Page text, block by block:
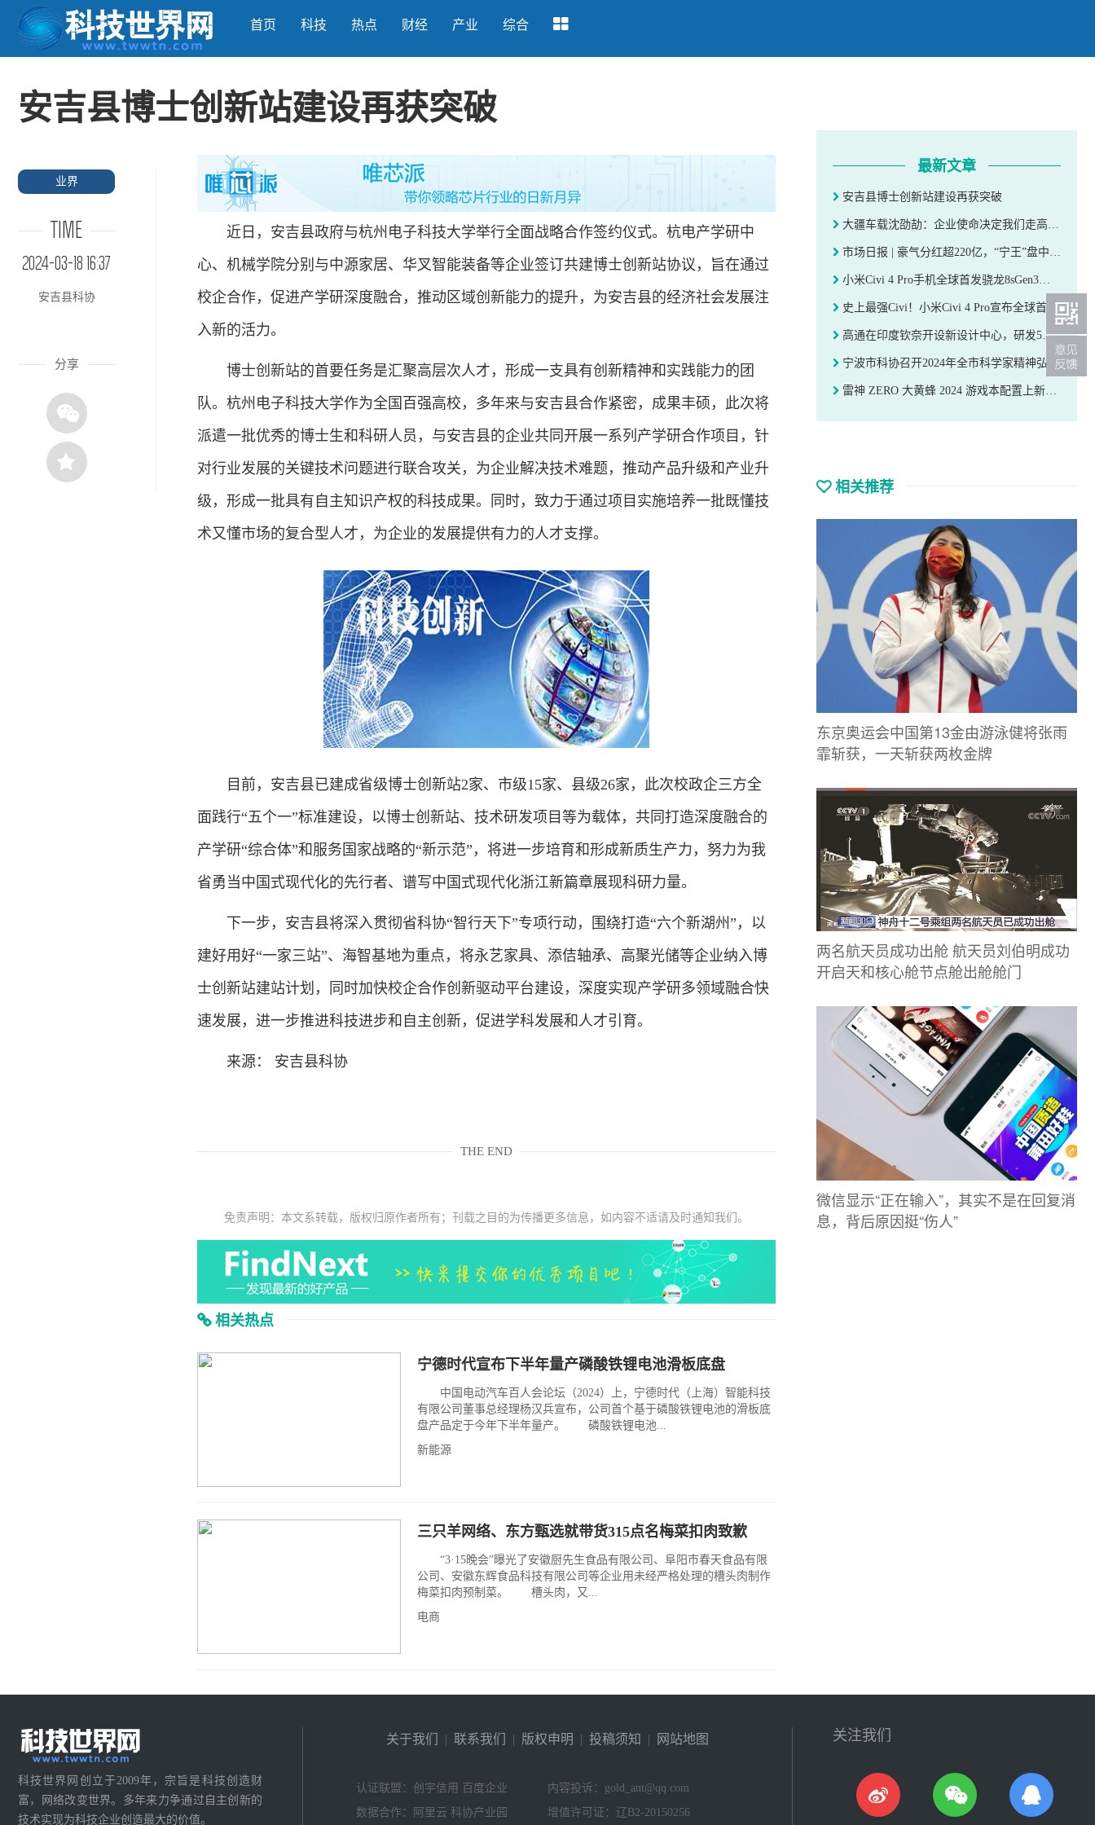
首页 科技 热点 财经 产业 综合
安吉县博士创新站建设再获突破
业界
TIME
2024-03-18 16:37
安吉县科协
分享
近日，安吉县政府与杭州电子科技大学举行全面战略合作签约仪式。杭电产学研中
心、机械学院分别与中源家居、华叉智能装备等企业签订共建博士创新站协议，旨在通过
校企合作，促进产学研深度融合，推动区域创新能力的提升，为安吉县的经济社会发展注
入新的活力。
博士创新站的首要任务是汇聚高层次人才，形成一支具有创新精神和实践能力的团
队。杭州电子科技大学作为全国百强高校，多年来与安吉县合作紧密，成果丰硕，此次将
派遣一批优秀的博士生和科研人员，与安吉县的企业共同开展一系列产学研合作项目，针
对行业发展的关键技术问题进行联合攻关，为企业解决技术难题，推动产品升级和产业升
级，形成一批具有自主知识产权的科技成果。同时，致力于通过项目实施培养一批既懂技
术又懂市场的复合型人才，为企业的发展提供有力的人才支撑。
目前，安吉县已建成省级博士创新站2家、市级15家、县级26家，此次校政企三方全
面践行“五个一”标准建设，以博士创新站、技术研发项目等为载体，共同打造深度融合的
产学研“综合体”和服务国家战略的“新示范”，将进一步培育和形成新质生产力，努力为我
省勇当中国式现代化的先行者、谱写中国式现代化浙江新篇章展现科研力量。
下一步，安吉县将深入贯彻省科协“智行天下”专项行动，围绕打造“六个新湖州”，以
建好用好“一家三站”、海智基地为重点，将永艺家具、添佶轴承、高聚光储等企业纳入博
士创新站建站计划，同时加快校企合作创新驱动平台建设，深度实现产学研多领域融合快
速发展，进一步推进科技进步和自主创新，促进学科发展和人才引育。
来源： 安吉县科协
THE END
免责声明：本文系转载，版权归原作者所有；刊载之目的为传播更多信息，如内容不适请及时通知我们。
相关热点
宁德时代宣布下半年量产磷酸铁锂电池滑板底盘
中国电动汽车百人会论坛（2024）上，宁德时代（上海）智能科技
有限公司董事总经理杨汉兵宣布，公司首个基于磷酸铁锂电池的滑板底
盘产品定于今年下半年量产。 磷酸铁锂电池...
新能源
三只羊网络、东方甄选就带货315点名梅菜扣肉致歉
“3·15晚会”曝光了安徽厨先生食品有限公司、阜阳市春天食品有限
公司、安徽东辉食品科技有限公司等企业用未经严格处理的槽头肉制作
梅菜扣肉预制菜。 槽头肉，又...
电商
最新文章
安吉县博士创新站建设再获突破
大疆车载沈劭劼：企业使命决定我们走高性价比路线｜36氪专访
市场日报 | 豪气分红超220亿，“宁王”盘中大涨；听花酒“翻车”，青海春天一字跌停；飞行汽车概念“起飞”， AI概念再度走强
小米Civi 4 Pro手机全球首发骁龙8sGen3处理器，深度融合澎湃OS
史上最强Civi！小米Civi 4 Pro宣布全球首发第三代骁龙8s
高通在印度钦奈开设新设计中心，研发5G/Wi-Fi等技术
宁波市科协召开2024年全市科学家精神弘扬工作推进会
雷神 ZERO 大黄蜂 2024 游戏本配置上新：i9-14900HX，10999 元起
相关推荐
东京奥运会中国第13金由游泳健将张雨
霏斩获，一天斩获两枚金牌
两名航天员成功出舱 航天员刘伯明成功
开启天和核心舱节点舱出舱舱门
微信显示“正在输入”，其实不是在回复消
息，背后原因挺“伤人”
科技世界网创立于2009年，宗旨是科技创造财
富，网络改变世界。多年来力争通过自主创新的
技术实现为科技企业创造最大的价值。
关于我们 | 联系我们 | 版权申明 | 投稿须知 | 网站地图
认证联盟：创宇信用 百度企业
内容投诉：gold_ant@qq.com
数据合作：阿里云 科协产业园
增值许可证：辽B2-20150256
关注我们